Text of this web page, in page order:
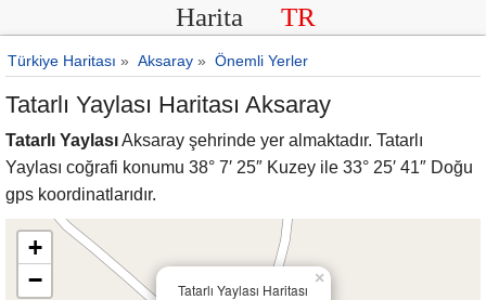
Harita TR
Türkiye Haritası » Aksaray » Önemli Yerler
Tatarlı Yaylası Haritası Aksaray
Tatarlı YaylasıAksaray şehrinde yer almaktadır. Tatarlı
Yaylası coğrafi konumu 38° 7′ 25″ Kuzey ile 33° 25′ 41″ Doğu
gps koordinatlarıdır.
Tatarlı Yaylası Haritası
×
+
−